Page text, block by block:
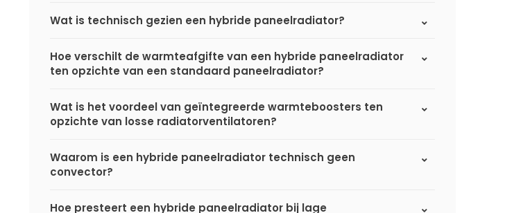
Wat is technisch gezien een hybride paneelradiator?
Hoe verschilt de warmteafgifte van een hybride paneelradiator
ten opzichte van een standaard paneelradiator?
Wat is het voordeel van geïntegreerde warmteboosters ten
opzichte van losse radiatorventilatoren?
Waarom is een hybride paneelradiator technisch geen
convector?
Hoe presteert een hybride paneelradiator bij lage